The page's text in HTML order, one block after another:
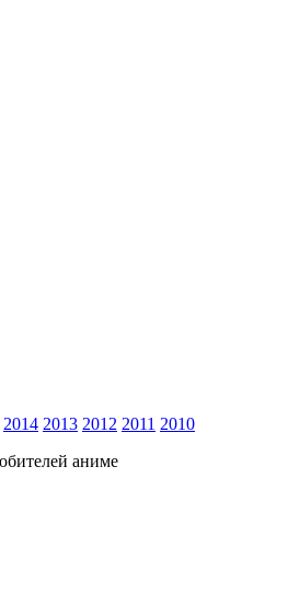
2014 2013 2012 2011 2010
аниме